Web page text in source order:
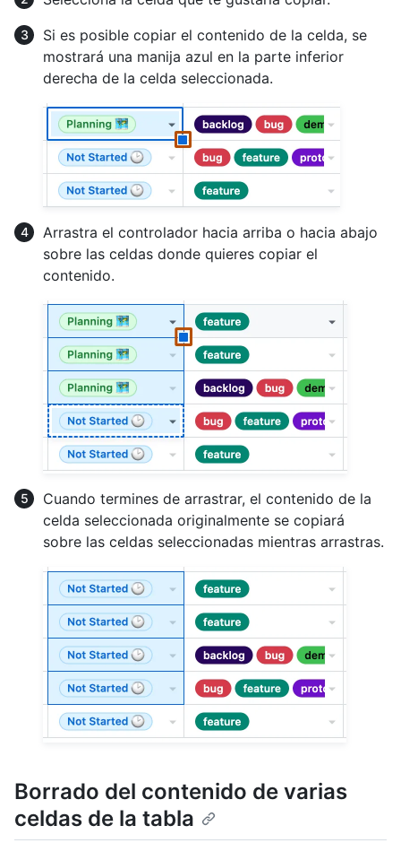
Si es posible copiar el contenido de la celda, se
mostrará una manija azul en la parte inferior
derecha de la celda seleccionada.
Arrastra el controlador hacia arriba o hacia abajo
sobre las celdas donde quieres copiar el
contenido.
Cuando termines de arrastrar, el contenido de la
celda seleccionada originalmente se copiará
sobre las celdas seleccionadas mientras arrastras.
Borrado del contenido de varias
celdas de la tabla